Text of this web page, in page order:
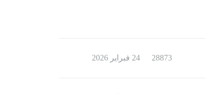
28873 24 فبراير 2026